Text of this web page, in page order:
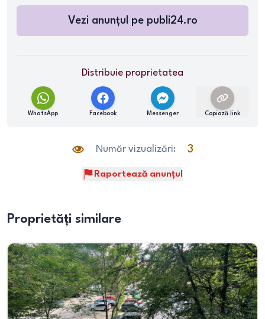
Vezi anunțul pe publi24.ro
Distribuie proprietatea
WhatsApp Facebook Messenger Copiază link
Număr vizualizări: 3
Raportează anunțul
Proprietăți similare